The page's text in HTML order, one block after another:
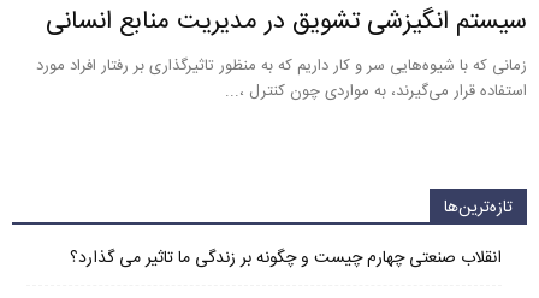
سیستم انگیزشی تشویق در مدیریت منابع انسانی
زمانی که با شیوه‌هایی سر و کار داریم که به منظور تاثیرگذاری بر رفتار افراد مورد
استفاده قرار می‌گیرند، به مواردی چون کنترل ،...
تازه‌ترین‌ها
انقلاب صنعتی چهارم چیست و چگونه بر زندگی ما تاثیر می گذارد؟